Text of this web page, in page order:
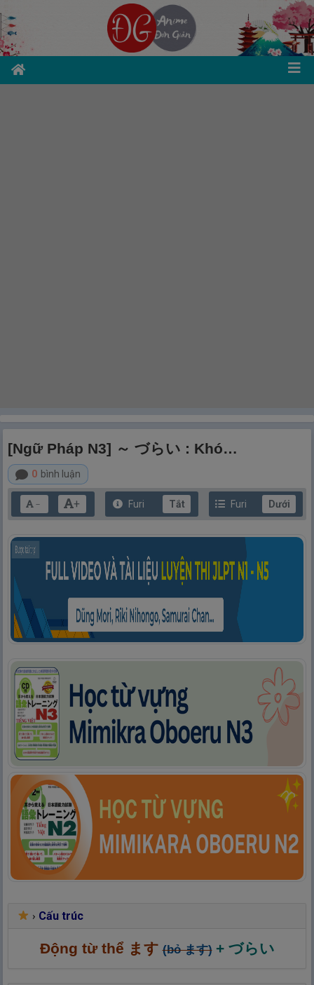
[Ngữ Pháp N3] ～ づらい : Khó…
0 bình luận
－ + Furi Tắt Furi Dưới
› Cấu trúc
Động từ thể ます (bỏ ます) + づらい